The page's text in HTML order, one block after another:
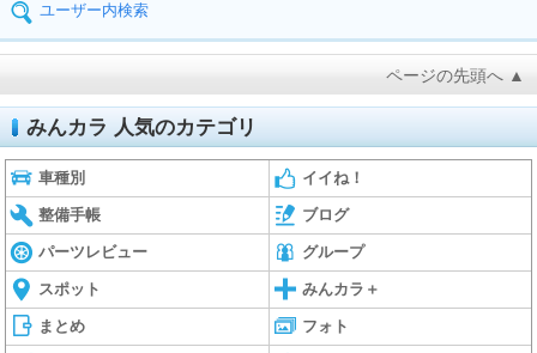
ユーザー内検索
ページの先頭へ ▲
みんカラ 人気のカテゴリ
車種別 イイね！
整備手帳 ブログ
パーツレビュー グループ
スポット みんカラ＋
まとめ フォト